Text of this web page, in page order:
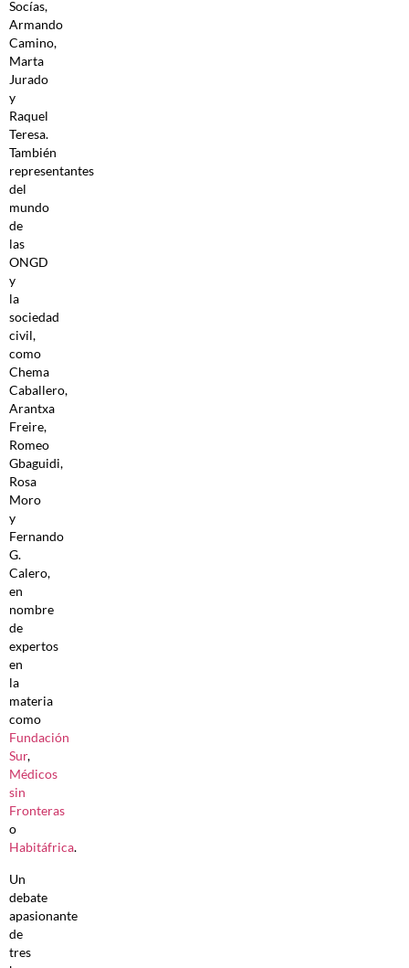
Socías,
Armando
Camino,
Marta
Jurado
y
Raquel
Teresa.
También
representantes
del
mundo
de
las
ONGD
y
la
sociedad
civil,
como
Chema
Caballero,
Arantxa
Freire,
Romeo
Gbaguidi,
Rosa
Moro
y
Fernando
G.
Calero,
en
nombre
de
expertos
en
la
materia
como
Fundación
Sur,
Médicos
sin
Fronteras
o
Habitáfrica.
Un
debate
apasionante
de
tres